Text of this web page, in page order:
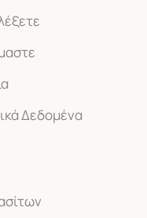
Δεδομένα